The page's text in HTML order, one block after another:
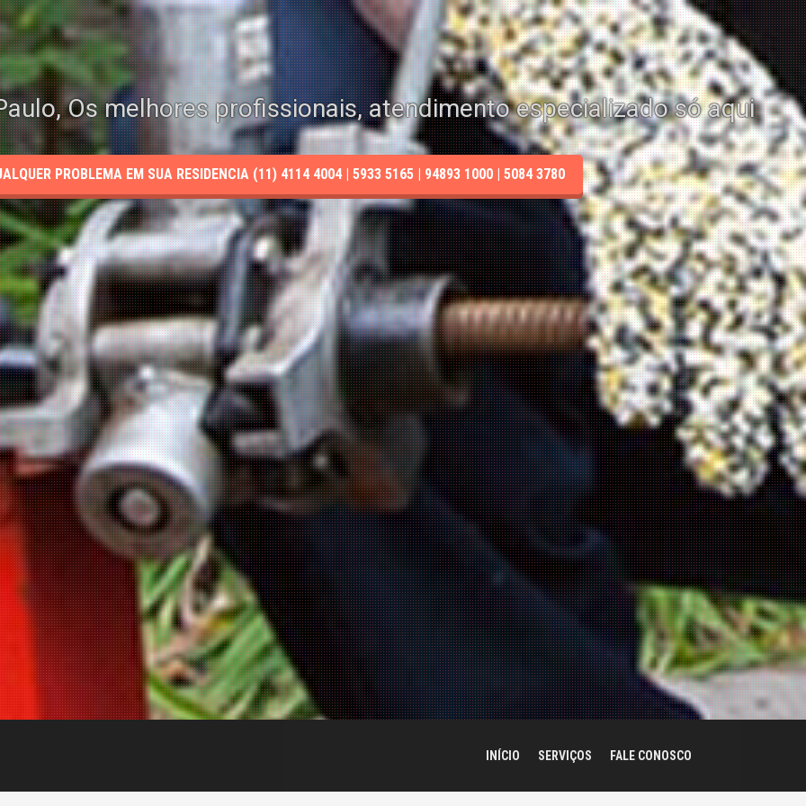
Os melhores profissionais, atendimento especializado só aqui
PROBLEMA EM SUA RESIDENCIA (11) 4114 4004 | 5933 5165 | 94893 1000 | 5084 3780
INÍCIO SERVIÇOS FALE CONOSCO